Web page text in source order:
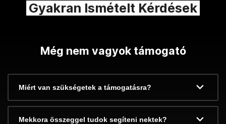
Gyakran Ismételt Kérdések
Még nem vagyok támogató
Miért van szükségetek a támogatásra?
Mekkora összeggel tudok segíteni nektek?